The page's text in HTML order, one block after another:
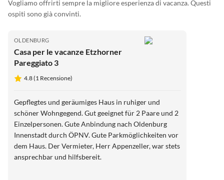
Vogliamo offrirti sempre la migliore esperienza di vacanza. Questi
ospiti sono già convinti.
OLDENBURG
Casa per le vacanze Etzhorner
Pareggiato 3
4.8 (1 Recensione)
Gepflegtes und geräumiges Haus in ruhiger und
schöner Wohngegend. Gut geeignet für 2 Paare und 2
Einzelpersonen. Gute Anbindung nach Oldenburg
Innenstadt durch ÖPNV. Gute Parkmöglichkeiten vor
dem Haus. Der Vermieter, Herr Appenzeller, war stets
ansprechbar und hilfsbereit.